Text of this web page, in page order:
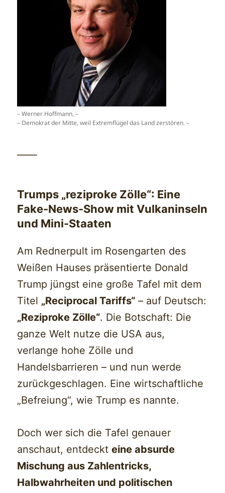
– Werner Hoffmann, –
– Demokrat der Mitte, weil Extremflügel das Land zerstören. –
——
Trumps „reziproke Zölle“: Eine
Fake-News-Show mit Vulkaninseln
und Mini-Staaten
Am Rednerpult im Rosengarten des
Weißen Hauses präsentierte Donald
Trump jüngst eine große Tafel mit dem
Titel „Reciprocal Tariffs“ – auf Deutsch:
„Reziproke Zölle“. Die Botschaft: Die
ganze Welt nutze die USA aus,
verlange hohe Zölle und
Handelsbarrieren – und nun werde
zurückgeschlagen. Eine wirtschaftliche
„Befreiung“, wie Trump es nannte.
Doch wer sich die Tafel genauer
anschaut, entdeckteine absurde
Mischung aus Zahlentricks,
Halbwahrheiten und politischen